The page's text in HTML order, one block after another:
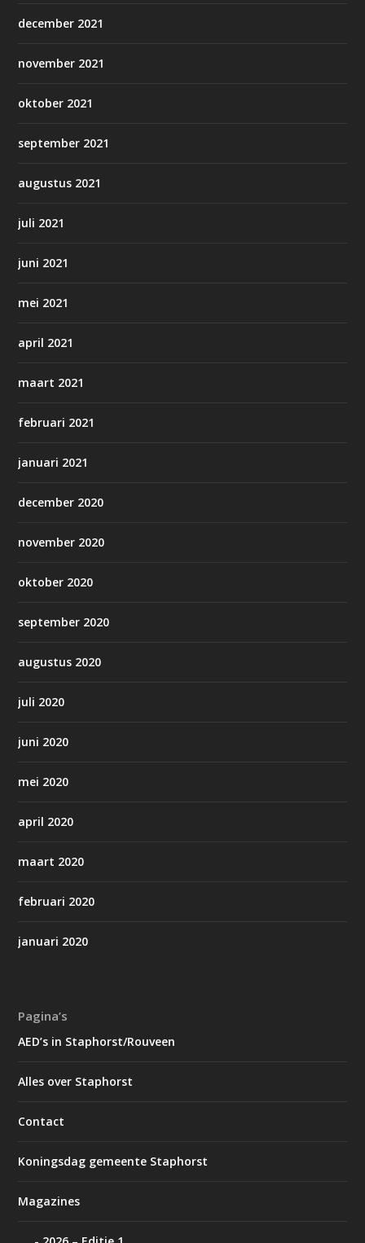
december 2021
november 2021
oktober 2021
september 2021
augustus 2021
juli 2021
juni 2021
mei 2021
april 2021
maart 2021
februari 2021
januari 2021
december 2020
november 2020
oktober 2020
september 2020
augustus 2020
juli 2020
juni 2020
mei 2020
april 2020
maart 2020
februari 2020
januari 2020
Pagina’s
AED’s in Staphorst/Rouveen
Alles over Staphorst
Contact
Koningsdag gemeente Staphorst
Magazines